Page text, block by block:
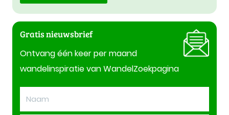
Gratis nieuwsbrief
Ontvang één keer per maand
wandelinspiratie van WandelZoekpagina